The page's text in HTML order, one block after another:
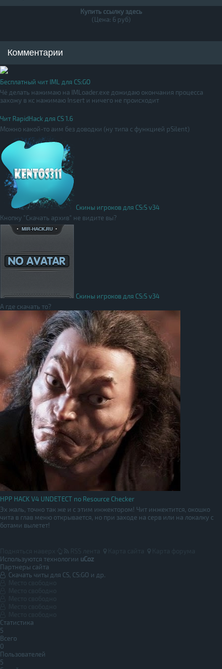
Купить ссылку здесь
(Цена: 6 руб)
Комментарии
Бесплатный чит IML для CS:GO
Чё делать нажимаю на IMLoader.exe дожидаю окончания процесса
захожу в кс нажимаю Insert и ничего не происходит
Чит RapidHack для CS 1.6
Можно какой-то аим без доводки (ну типа с функцией pSilent)
Скины игроков для CS:S v34
Кнопку "Скачать архив" не видите вы?
Скины игроков для CS:S v34
А где скачать то?
HPP HACK V4 UNDETECT no Resource Checker
Эх жаль, точно так же и с этим инжектором! Чит инжектится, окошко
чита в глав меню открывается, но при заходе на серв или на локалку с
ботами вылетет!
Используются технологии uCoz
Партнеры сайта
Скачать читы для CS, CS:GO и др.
Статистика
5
Всего
0
Пользователей
5